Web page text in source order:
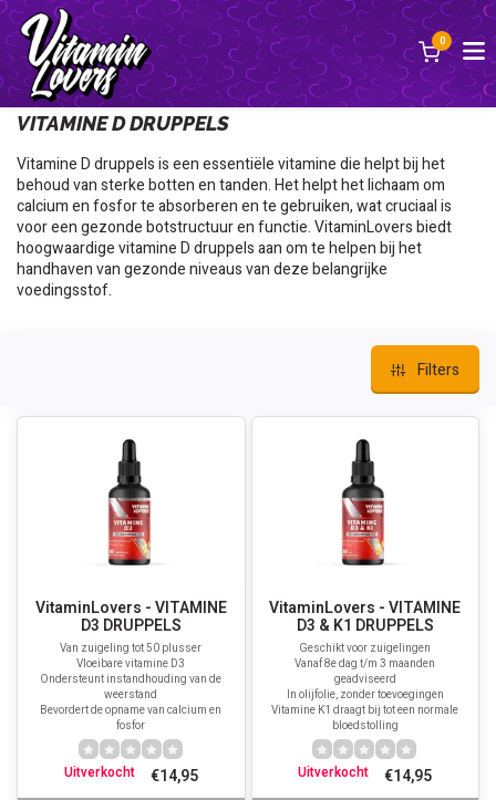
0
Terug
VITAMINE D DRUPPELS
Vitamine D druppels is een essentiële vitamine die helpt bij het
behoud van sterke botten en tanden. Het helpt het lichaam om
calcium en fosfor te absorberen en te gebruiken, wat cruciaal is
voor een gezonde botstructuur en functie. VitaminLovers biedt
hoogwaardige vitamine D druppels aan om te helpen bij het
handhaven van gezonde niveaus van deze belangrijke
voedingsstof.
Filters
VitaminLovers - VITAMINE
D3 DRUPPELS
Van zuigeling tot 50 plusser
Vloeibare vitamine D3
Ondersteunt instandhouding van de
weerstand
Bevordert de opname van calcium en
fosfor
€14,95
Uitverkocht
VitaminLovers - VITAMINE
D3 & K1 DRUPPELS
Geschikt voor zuigelingen
Vanaf 8e dag t/m 3 maanden
geadviseerd
In olijfolie, zonder toevoegingen
Vitamine K1 draagt bij tot een normale
bloedstolling
€14,95
Uitverkocht